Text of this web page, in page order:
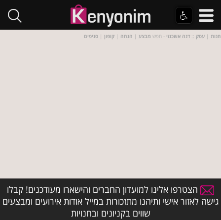
חנות | עסק :: דנה אשכנזי - חפש מבצע | הנחה | קופון | סניפים
הצטרפו אלינו למועדון החברים והישארו מעודכנים! קבלו
גישה לאזור אישי ותיהנו מתזכורות במייל אודות אירועים ומבצעים
שווים בקניונים ובחנויות